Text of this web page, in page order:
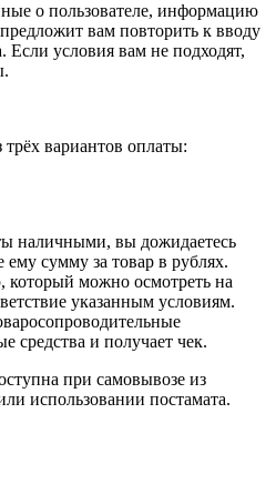
о пользователе, информацию
вам повторить к вводу
Если условия вам не подходят,
вариантов оплаты:
наличными, вы дожидаетесь
ему сумму за товар в рублях.
который можно осмотреть на
указанным условиям.
средства и получает чек.
при самовывозе из
использовании постамата.